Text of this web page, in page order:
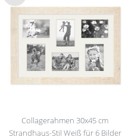
Wu
nsc
hlist
Collagerahmen 30x45 cm
Strandhaus-Stil Weiß für 6 Bilder